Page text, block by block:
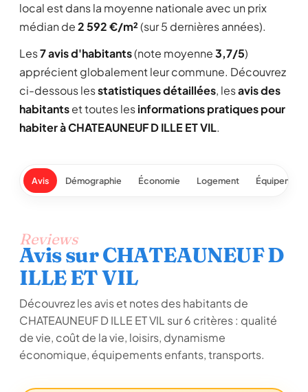
local est dans la moyenne nationale avec un prix
médian de2 592 €/m²(sur 5 dernières années).
Les7 avis d'habitants(note moyenne3,7/5)
apprécient globalement leur commune. Découvrez
ci-dessous lesstatistiques détaillées, lesavis des
habitantset toutes lesinformations pratiques pour
habiter à CHATEAUNEUF D ILLE ET VIL.
Avis Démographie Économie Logement
Reviews
Avis sur CHATEAUNEUF D
ILLE ET VIL
Découvrez les avis et notes des habitants de
CHATEAUNEUF D ILLE ET VIL sur 6 critères : qualité
de vie, coût de la vie, loisirs, dynamisme
économique, équipements enfants, transports.